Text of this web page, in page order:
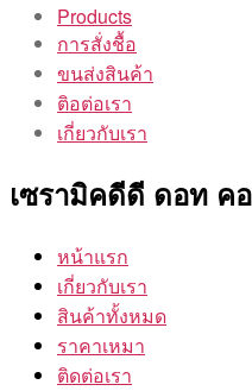
Products
การสั่งชื้อ
ขนส่งสินค้า
ติอต่อเรา
เกี่ยวกับเรา
เซรามิคดีดี ดอท ค
หน้าแรก
เกี่ยวกับเรา
สินค้าทั้งหมด
ราคาเหมา
ติดต่อเรา